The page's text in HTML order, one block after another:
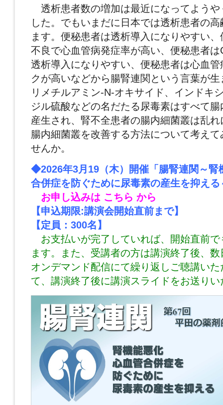
透析患者数の増加は最近になってようや
した。でもいまだに日本では透析患者の
ます。便秘患者は透析導入になりやすい
不良で心血管病発症率が高い、便秘患者
透析導入になりやすい、便秘患者は心血
クが高いなどから腸腎連関という 言葉が生
リメチルアミン-N-オキサイド、
インドキ
ジル硫酸などの名だたる尿毒素はすべて腸
産生され、 腎不全患者の腸内細菌叢は乱
腸内細菌叢を改善する方法について考え
せんか。
◆2026年3月19（木）開催「腸腎連関～腎
合併症を防ぐために尿毒素の産生を抑える
お申し込みは こちら から
【申込期限:講演会開始直前まで】
【定員：300名】
お支払いが完了していれば、開始直前で
ます。また、受講者の方は講演終了後、
オンデマンド配信にて繰り返しご聴講い
て、講演終了後に講演スライドをお送りい